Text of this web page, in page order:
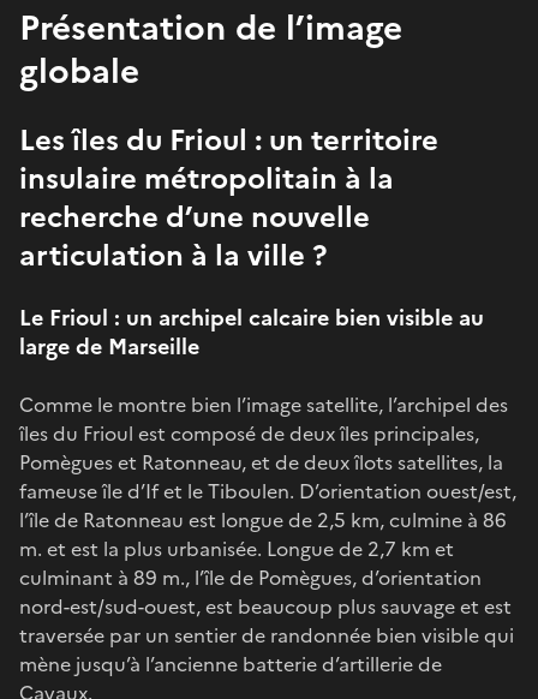
Présentation de l’image
globale
Les îles du Frioul : un territoire
insulaire métropolitain à la
recherche d’une nouvelle
articulation à la ville ?
Le Frioul : un archipel calcaire bien visible au
large de Marseille
Comme le montre bien l’image satellite, l’archipel des
îles du Frioul est composé de deux îles principales,
Pomègues et Ratonneau, et de deux îlots satellites, la
fameuse île d’If et le Tiboulen. D’orientation ouest/est,
l’île de Ratonneau est longue de 2,5 km, culmine à 86
m. et est la plus urbanisée. Longue de 2,7 km et
culminant à 89 m., l’île de Pomègues, d’orientation
nord-est/sud-ouest, est beaucoup plus sauvage et est
traversée par un sentier de randonnée bien visible qui
mène jusqu’à l’ancienne batterie d’artillerie de
Cavaux.